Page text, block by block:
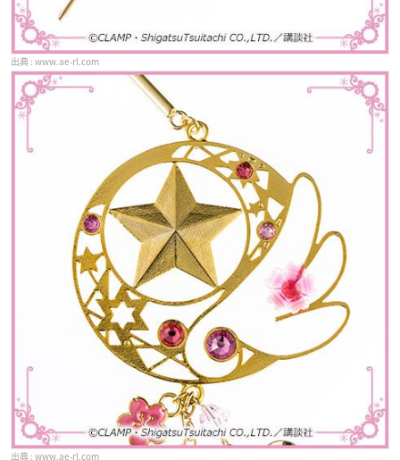
www.ae-rl.com
www.ae-rl.com